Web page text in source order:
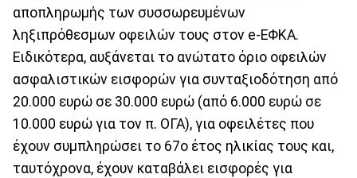
αποπληρωμής των συσσωρευμένων
ληξιπρόθεσμων οφειλών τους στον e-ΕΦΚΑ.
Ειδικότερα, αυξάνεται το ανώτατο όριο οφειλών
ασφαλιστικών εισφορών για συνταξιοδότηση από
20.000 ευρώ σε 30.000 ευρώ (από 6.000 ευρώ σε
10.000 ευρώ για τον π. ΟΓΑ), για οφειλέτες που
έχουν συμπληρώσει το 67ο έτος ηλικίας τους και,
ταυτόχρονα, έχουν καταβάλει εισφορές για